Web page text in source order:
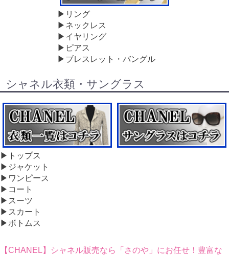
▶リング
▶ネックレス
▶イヤリング
▶ピアス
▶ブレスレット・バングル
シャネル衣類・サングラス
▶トップス
▶ジャケット
▶ワンピース
▶コート
▶スーツ
▶スカート
▶ボトムス
【CHANEL】シャネル販売なら「さのや」にお任せ！豊富な